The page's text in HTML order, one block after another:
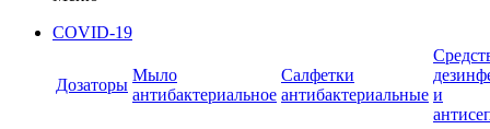
COVID-19
Дозаторы
Мыло
антибактериальное
Салфетки
антибактериальные и